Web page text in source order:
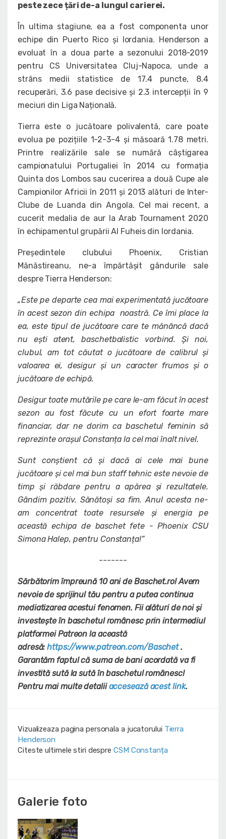
peste zece țări de-a lungul carierei.
În ultima stagiune, ea a fost componenta unor
echipe din Puerto Rico și Iordania. Henderson a
evoluat în a doua parte a sezonului 2018-2019
pentru CS Universitatea Cluj-Napoca, unde a
strâns medii statistice de 17.4 puncte, 8.4
recuperări, 3.6 pase decisive și 2.3 intercepții în 9
meciuri din Liga Națională.
Tierra este o jucătoare polivalentă, care poate
evolua pe pozițiile 1-2-3-4 și măsoară 1.78 metri.
Printre realizările sale se numără câștigarea
campionatului Portugaliei în 2014 cu formația
Quinta dos Lombos sau cucerirea a două Cupe ale
Campionilor Africii în 2011 și 2013 alături de Inter-
Clube de Luanda din Angola. Cel mai recent, a
cucerit medalia de aur la Arab Tournament 2020
în echipamentul grupării Al Fuheis din Iordania.
Președintele clubului Phoenix, Cristian
Mănăstireanu, ne-a împărtășit gândurile sale
despre Tierra Henderson:
„Este pe departe cea mai experimentată jucătoare
în acest sezon din echipa noastră. Ce îmi place la
ea, este tipul de jucătoare care te mănâncă dacă
nu ești atent, baschetbalistic vorbind. Și noi,
clubul, am tot căutat o jucătoare de calibrul și
valoarea ei, desigur și un caracter frumos și o
jucătoare de echipă.
Desigur toate mutările pe care le-am făcut în acest
sezon au fost făcute cu un efort foarte mare
financiar, dar ne dorim ca baschetul feminin să
reprezinte orașul Constanța la cel mai înalt nivel.
Sunt conștient că și dacă ai cele mai bune
jucătoare și cel mai bun staff tehnic este nevoie de
timp și răbdare pentru a apărea și rezultatele.
Gândim pozitiv. Sănătoși sa fim. Anul acesta ne-
am concentrat toate resursele și energia pe
această echipa de baschet fete - Phoenix CSU
Simona Halep, pentru Constanța!”
-------
Sărbătorim împreună 10 ani de Baschet.ro! Avem
nevoie de sprijinul tău pentru a putea continua
mediatizarea acestui fenomen. Fii alături de noi și
investește în baschetul românesc prin intermediul
platformei Patreon la această
adresă:https://www.patreon.com/Baschet.
Garantăm faptul că suma de bani acordată va fi
investită sută la sută în baschetul românesc!
Pentru mai multe detaliiaccesează acest link.
Vizualizeaza pagina personala a jucatorului Tierra
Henderson
Citeste ultimele stiri despre CSM Constanța
Galerie foto